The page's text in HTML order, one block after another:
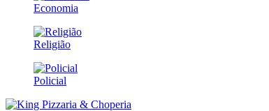
Economia
Religião
Policial